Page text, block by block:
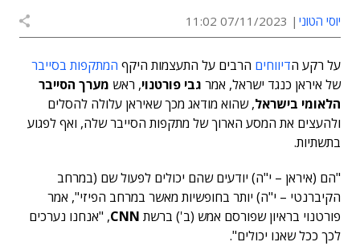
יוסי הטוני 07/11/2023 11:02
על רקע הדיווחים הרבים על התעצמות היקף המתקפות בסייבר
של איראן כנגד ישראל, אמר גבי פורטנוי, ראש מערך הסייבר
הלאומי בישראל, שהוא מודאג מכך שאיראן עלולה להסלים
ולהעצים את המסע הארוך של מתקפות הסייבר שלה, ואף לפגוע
בתשתיות.
"הם (איראן – י"ה) יודעים שהם יכולים לפעול שם (במרחב
הקיברנטי – י"ה) יותר בחופשיות מאשר במרחב הפיזי", אמר
פורטנוי בראיון שפורסם אמש (ב') ברשת CNN, "אנחנו נערכים
לכך ככל שאנו יכולים".